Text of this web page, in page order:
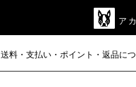
ア
送料・支払い・ポイント・返品に